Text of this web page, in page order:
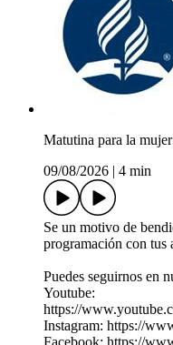
Matutina para la
09/08/2026
4 min
Se un motivo de
programación con tus
Puedes seguirnos en
Youtube:
https://
Instagram: https://